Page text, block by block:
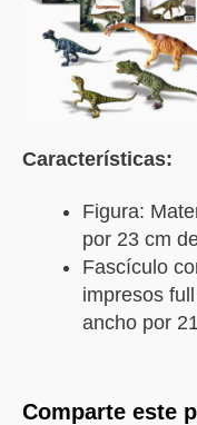
Características:
Figura:
por 23 cm
Fascículo
impresos
ancho por
Comparte este